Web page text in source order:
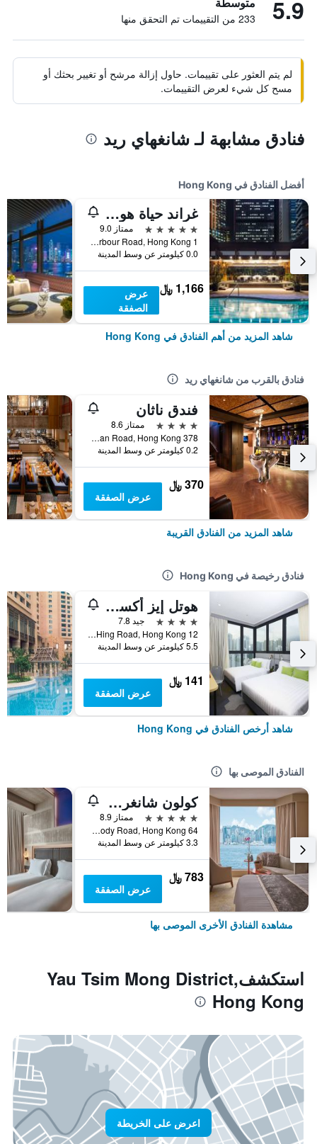
5.9 233 من التقييمات تم التحقق منها
لم يتم العثور على تقييمات. حاول إزالة مرشح أو تغيير بحثك أو
مسح كل شيء لعرض التقييمات.
فنادق مشابهة لـ شانغهاي ريد
أفضل الفنادق في Hong Kong
غراند حياة هونغ كونغ
5 نجوم
ممتاز 9.0
1 Harbour Road, Hong Kong, هونغ كونغ
0.0 كيلومتر عن وسط المدينة
1,166 ﷼
عرض
الصفقة
شاهد المزيد من أهم الفنادق في Hong Kong
فنادق بالقرب من شانغهاي ريد
فندق ناثان
4 نجوم
ممتاز 8.6
378 Nathan Road, Hong Kong, هونغ كونغ
0.2 كيلومتر عن وسط المدينة
370 ﷼
عرض الصفقة
شاهد المزيد من الفنادق القريبة
فنادق رخيصة في Hong Kong
هوتل إيز أكسيس تسين وان
4 نجوم
جيد 7.8
12 Ka Hing Road, Hong Kong, هونغ كونغ
5.5 كيلومتر عن وسط المدينة
141 ﷼
عرض الصفقة
شاهد أرخص الفنادق في Hong Kong
الفنادق الموصى بها
كولون شانغري- لا
5 نجوم
ممتاز 8.9
64 Mody Road, Hong Kong, هونغ كونغ
3.3 كيلومتر عن وسط المدينة
783 ﷼
عرض الصفقة
مشاهدة الفنادق الأخرى الموصى بها
استكشفYau Tsim Mong District,
Hong Kong
اعرض على الخريطة